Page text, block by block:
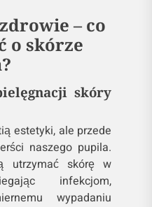
– co
o skórze
skóry
estetyki, ale przede
naszego pupila.
utrzymać skórę w
infekcjom,
wypadaniu